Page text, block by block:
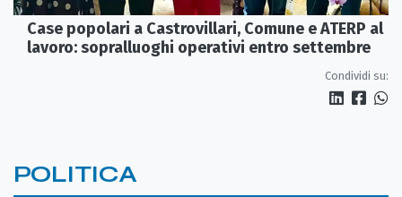
Case popolari a Castrovillari, Comune e ATERP al
lavoro: sopralluoghi operativi entro settembre
Condividi su:
POLITICA